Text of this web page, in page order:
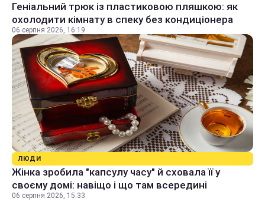
Геніальний трюк із пластиковою пляшкою: як
охолодити кімнату в спеку без кондиціонера
06 серпня 2026, 16:19
ЛЮДИ
Жінка зробила "капсулу часу" й сховала її у
своєму домі: навіщо і що там всередині
06 серпня 2026, 15:33